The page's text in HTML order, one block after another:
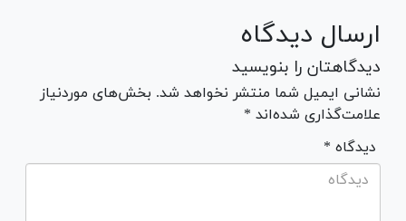
ارسال دیدگاه
دیدگاهتان را بنویسید
نشانی ایمیل شما منتشر نخواهد شد. بخش‌های موردنیاز
علامت‌گذاری شده‌اند *
* دیدگاه